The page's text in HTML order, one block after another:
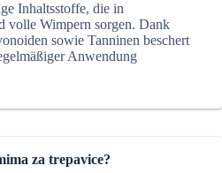
Inhaltsstoffe, die in
volle Wimpern sorgen. Dank
sowie Tanninen beschert
Anwendung
za trepavice?